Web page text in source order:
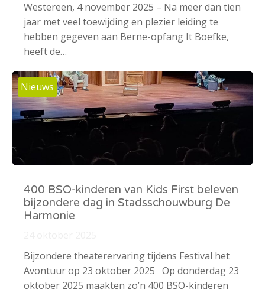
Westereen, 4 november 2025 – Na meer dan tien
jaar met veel toewijding en plezier leiding te
hebben gegeven aan Berne-opfang It Boefke,
heeft de…
Nieuws
400 BSO-kinderen van Kids First beleven
bijzondere dag in Stadsschouwburg De
Harmonie
Bijzondere theaterervaring tijdens Festival het
Avontuur op 23 oktober 2025 Op donderdag 23
oktober 2025 maakten zo’n 400 BSO-kinderen